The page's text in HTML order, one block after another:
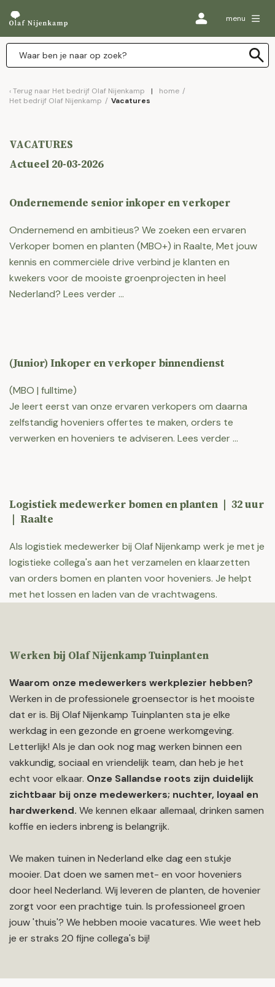
menu
Terug naar Het bedrijf Olaf Nijenkamp home /
Het bedrijf Olaf Nijenkamp / Vacatures
VACATURES
Actueel 20-03-2026
Ondernemende senior inkoper en verkoper
Ondernemend en ambitieus? We zoeken een ervaren
Verkoper bomen en planten (MBO+) in Raalte, Met jouw
kennis en commerciële drive verbind je klanten en
kwekers voor de mooiste groenprojecten in heel
Nederland? Lees verder …
(Junior) Inkoper en verkoper binnendienst
(MBO | fulltime)
Je leert eerst van onze ervaren verkopers om daarna
zelfstandig hoveniers offertes te maken, orders te
verwerken en hoveniers te adviseren. Lees verder …
Logistiek medewerker bomen en planten | 32 uur
| Raalte
Als logistiek medewerker bij Olaf Nijenkamp werk je met je
logistieke collega's aan het verzamelen en klaarzetten
van orders bomen en planten voor hoveniers. Je helpt
met het lossen en laden van de vrachtwagens.
Werken bij Olaf Nijenkamp Tuinplanten
Waarom onze medewerkers werkplezier hebben?
Werken in de professionele groensector is het mooiste
dat er is. Bij Olaf Nijenkamp Tuinplanten sta je elke
werkdag in een gezonde en groene werkomgeving.
Letterlijk! Als je dan ook nog mag werken binnen een
vakkundig, sociaal en vriendelijk team, dan heb je het
echt voor elkaar. Onze Sallandse roots zijn duidelijk
zichtbaar bij onze medewerkers; nuchter, loyaal en
hardwerkend. We kennen elkaar allemaal, drinken samen
koffie en ieders inbreng is belangrijk.
We maken tuinen in Nederland elke dag een stukje
mooier. Dat doen we samen met- en voor hoveniers
door heel Nederland. Wij leveren de planten, de hovenier
zorgt voor een prachtige tuin. Is professioneel groen
jouw 'thuis'? We hebben mooie vacatures. Wie weet heb
je er straks 20 fijne collega's bij!